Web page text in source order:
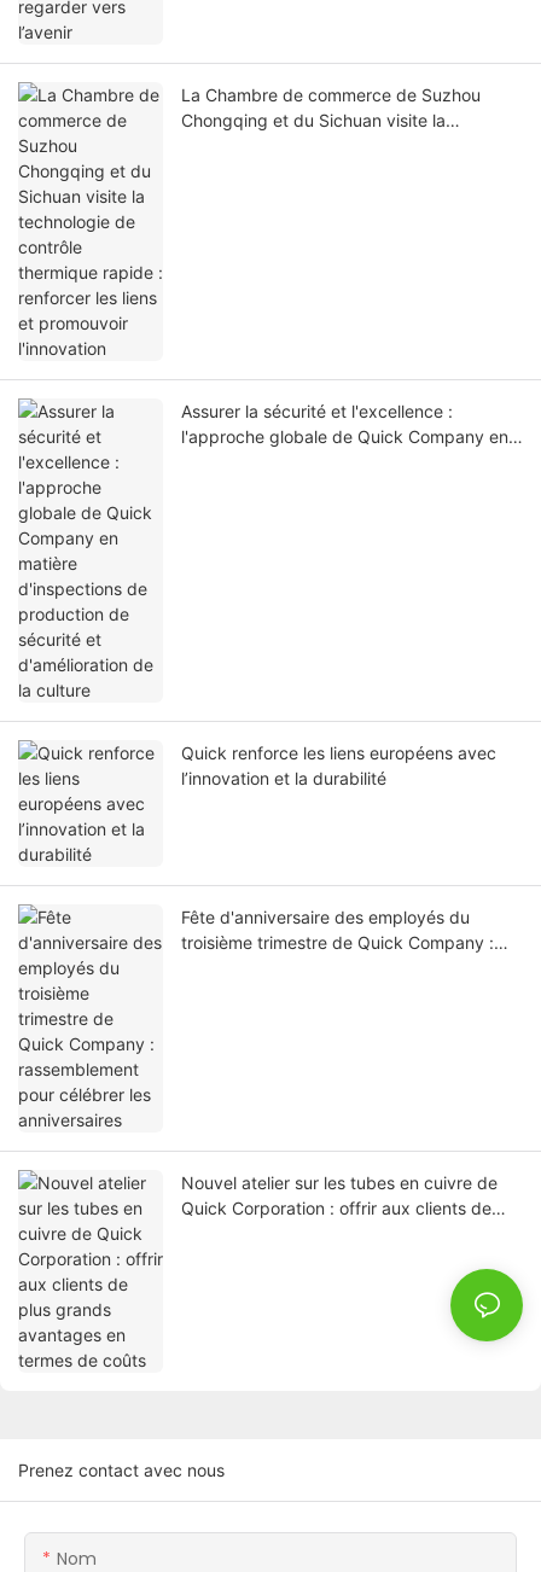
La Chambre de commerce de Suzhou
Chongqing et du Sichuan visite la
Assurer la sécurité et l'excellence :
l'approche globale de Quick Company en
Quick renforce les liens européens avec
l’innovation et la durabilité
Fête d'anniversaire des employés du
troisième trimestre de Quick Company :
Nouvel atelier sur les tubes en cuivre de
Quick Corporation : offrir aux clients de
Prenez contact avec nous
Nom